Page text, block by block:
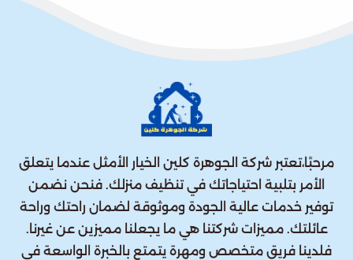
مرحبًا،تعتبر شركة الجوهرة كلين الخيار الأمثل عندما يتعلق
الأمر بتلبية احتياجاتك في تنظيف منزلك. فنحن نضمن
توفير خدمات عالية الجودة وموثوقة لضمان راحتك وراحة
عائلتك. مميزات شركتنا هي ما يجعلنا مميزين عن غيرنا.
فلدينا فريق متخصص ومهرة يتمتع بالخبرة الواسعة في